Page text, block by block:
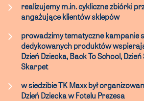
realizujemy m.in. cykliczne zbiórki
angażujące klientów sklepów
prowadzimy tematyczne kampanie
dedykowanych produktów
Dzień Dziecka, Back To School,
Skarpet
w siedzibie TK Maxx był
Dzień Dziecka w Fotelu Prezesa